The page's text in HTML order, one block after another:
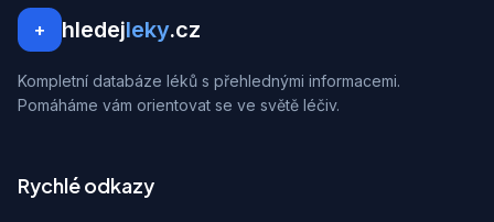
+ hledejleky.cz
Kompletní databáze léků s přehlednými informacemi.
Pomáháme vám orientovat se ve světě léčiv.
Rychlé odkazy